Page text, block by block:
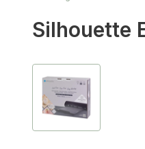
Silhouette